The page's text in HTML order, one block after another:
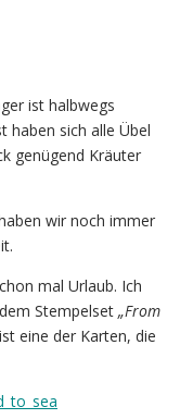
ist halbwegs
haben sich alle Übel
genügend Kräuter
wir noch immer
mal Urlaub. Ich
Stempelset „From
eine der Karten, die